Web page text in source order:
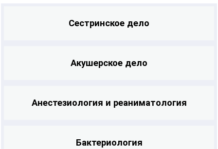
Сестринское дело
Акушерское дело
Анестезиология и реаниматология
Бактериология